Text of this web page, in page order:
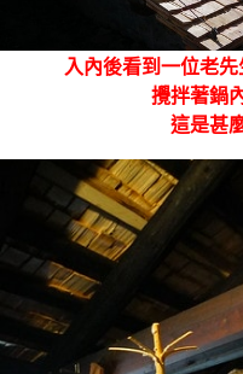
入內後看到一位老先
攪拌著鍋
這是甚